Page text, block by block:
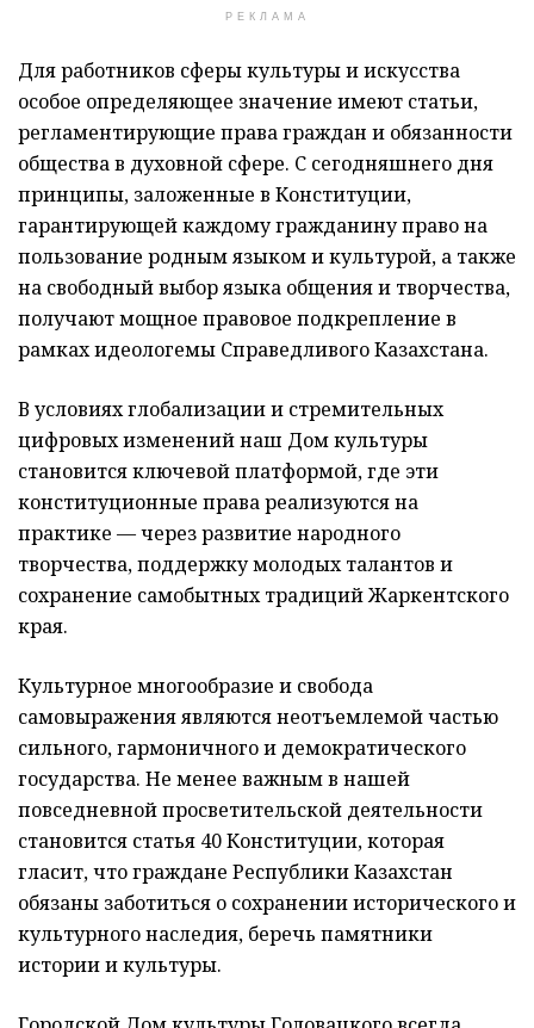
РЕКЛАМА
Для работников сферы культуры и искусства
особое определяющее значение имеют статьи,
регламентирующие права граждан и обязанности
общества в духовной сфере. С сегодняшнего дня
принципы, заложенные в Конституции,
гарантирующей каждому гражданину право на
пользование родным языком и культурой, а также
на свободный выбор языка общения и творчества,
получают мощное правовое подкрепление в
рамках идеологемы Справедливого Казахстана.
В условиях глобализации и стремительных
цифровых изменений наш Дом культуры
становится ключевой платформой, где эти
конституционные права реализуются на
практике — через развитие народного
творчества, поддержку молодых талантов и
сохранение самобытных традиций Жаркентского
края.
Культурное многообразие и свобода
самовыражения являются неотъемлемой частью
сильного, гармоничного и демократического
государства. Не менее важным в нашей
повседневной просветительской деятельности
становится статья 40 Конституции, которая
гласит, что граждане Республики Казахстан
обязаны заботиться о сохранении исторического и
культурного наследия, беречь памятники
истории и культуры.